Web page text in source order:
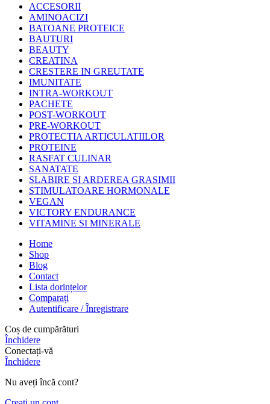
ACCESORII
AMINOACIZI
BATOANE PROTEICE
BAUTURI
BEAUTY
CREATINA
CRESTERE IN GREUTATE
IMUNITATE
INTRA-WORKOUT
PACHETE
POST-WORKOUT
PRE-WORKOUT
PROTECTIA ARTICULATIILOR
PROTEINE
RASFAT CULINAR
SANATATE
SLABIRE SI ARDEREA GRASIMII
STIMULATOARE HORMONALE
VEGAN
VICTORY ENDURANCE
VITAMINE SI MINERALE
Home
Shop
Blog
Contact
Lista dorințelor
Comparați
Autentificare / Înregistrare
Coș de cumpărături
Închidere
Conectați-vă
Închidere
Nu aveți încă cont?